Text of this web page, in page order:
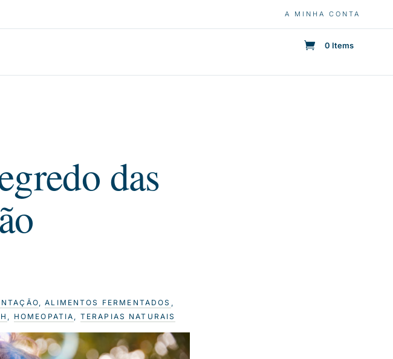
A MINHA CONTA
0 Items
das
,ALIMENTOS FERMENTADOS ,
, HOMEOPATIA , TERAPIAS NATURAIS